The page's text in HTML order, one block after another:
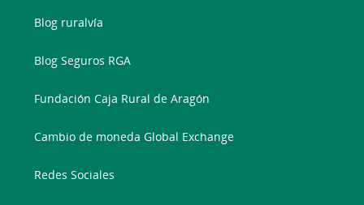
Blog ruralvía
Blog Seguros RGA
Fundación Caja Rural de Aragón
Cambio de moneda Global Exchange
Redes Sociales